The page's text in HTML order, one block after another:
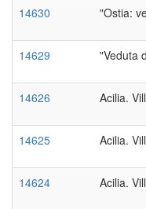
14630 "Ostia:
14629 "Veduta
14626 Acilia.
14625 Acilia.
14624 Acilia.